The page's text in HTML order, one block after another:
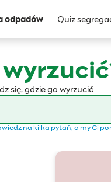
odpadów Quiz
się, gdzie go wyrzucić
na kilka pytań, a my Ci